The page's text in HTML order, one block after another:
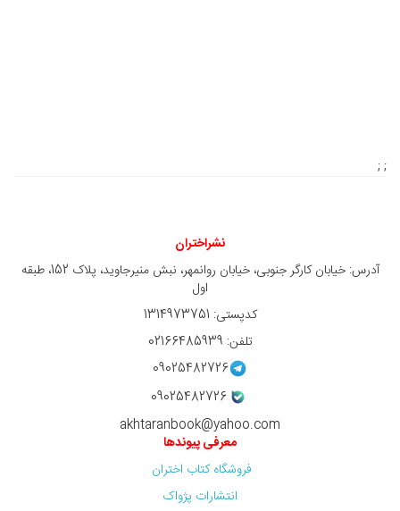
; ;
نشراختران
آدرس: خیابان کارگر جنوبی، خیابان روانمهر، نبش منیرجاوید، پلاک 152، طبقه
اول
کدپستی: 1314973751
تلفن: 02166485939
09025482726
09025482726
akhtaranbook@yahoo.com
معرفی پیوندها
فروشگاه کتاب اختران
انتشارات پژواک